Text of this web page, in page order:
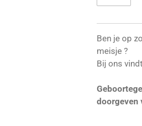
Ben je op
meisje ?
Bij ons
doorgeven